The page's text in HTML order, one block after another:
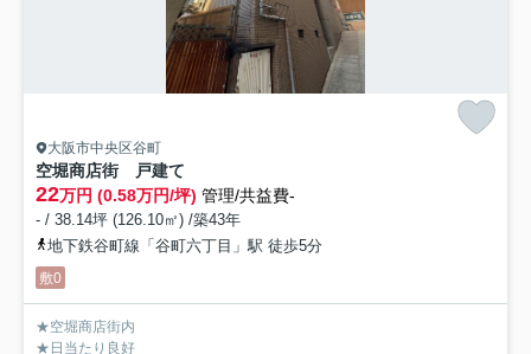
大阪市中央区谷町
空堀商店街 戸建て
22万円 (0.58万円/坪) 管理/共益費-
- / 38.14坪 (126.10㎡) /築43年
地下鉄谷町線「谷町六丁目」駅 徒歩5分
敷0
★空堀商店街内
★日当たり良好